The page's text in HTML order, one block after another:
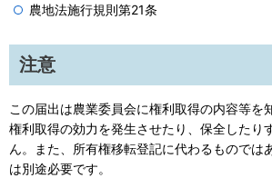
農地法施行規則第21条
注意
この届出は農業委員会に権利取得の内容等を
権利取得の効力を発生させたり、保全したり
ん。また、所有権移転登記に代わるものでは
は別途必要です。